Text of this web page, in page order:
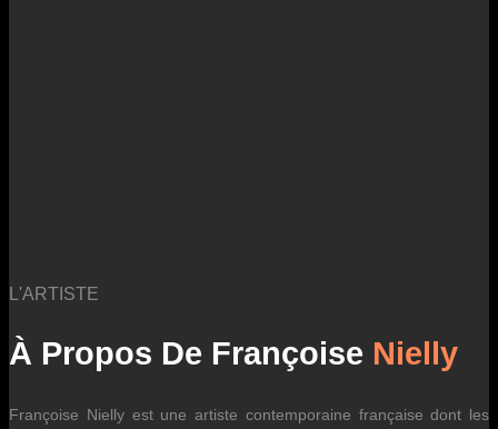
L'ARTISTE
À Propos De Françoise Nielly
Françoise Nielly est une artiste contemporaine française dont les